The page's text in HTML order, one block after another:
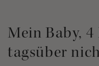
Mein Baby,
tagsüber